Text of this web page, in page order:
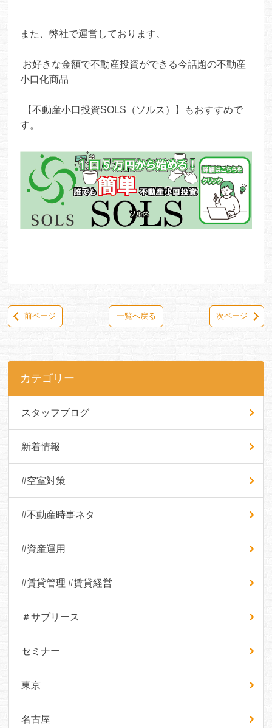
また、弊社で運営しております、
お好きな金額で不動産投資ができる今話題の不動産
小口化商品
【不動産小口投資SOLS（ソルス）】もおすすめで
す。
前ページ 一覧へ戻る 次ページ
カテゴリー
スタッフブログ
新着情報
#空室対策
#不動産時事ネタ
#資産運用
#賃貸管理 #賃貸経営
＃サブリース
セミナー
東京
名古屋